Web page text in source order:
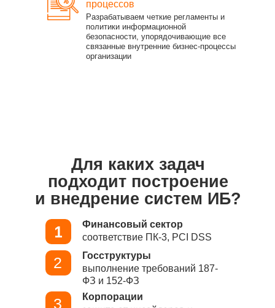
Разрабатываем четкие регламенты и
политики информационной
безопасности, упорядочивающие все
связанные внутренние бизнес-процессы
организации
процессов
Для каких задач
подходит построение
и внедрение систем ИБ?
Финансовый сектор
2
3
Госструктуры
соответствие ПК-3, PCI DSS
выполнение требований 187-
ФЗ и 152-ФЗ
Корпорации